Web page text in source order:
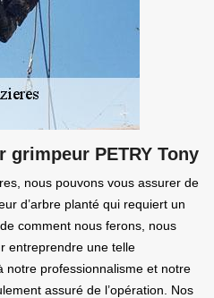
grimpeur PETRY Tony
nous pouvons vous assurer de
d’arbre planté qui requiert un
comment nous ferons, nous
entreprendre une telle
notre professionnalisme et notre
assuré de l’opération. Nos